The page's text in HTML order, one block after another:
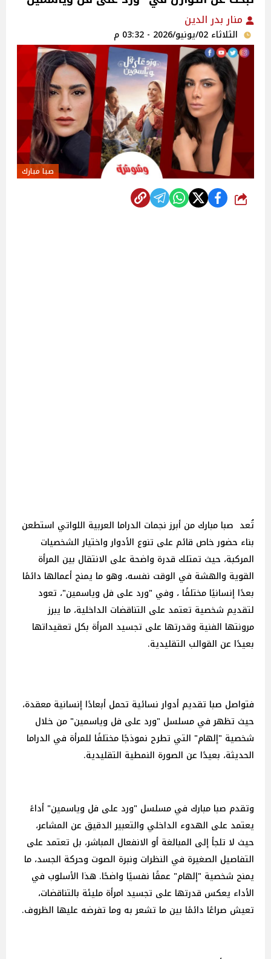
منار بدر الدين
الثلاثاء 02/يونيو/2026 - 03:32 م
صبا مبارك
شارك
تُعد صبا مبارك من أبرز نجمات الدراما العربية اللواتي استطعن
بناء حضور خاص قائم على تنوع الأدوار واختيار الشخصيات
المركبة، حيث تمتلك قدرة واضحة على الانتقال بين المرأة
القوية والهشة في الوقت نفسه، وهو ما يمنح أعمالها دائمًا
بعدًا إنسانيًا مختلفًا ، وفي "ورد على فل وياسمين"، تعود
لتقديم شخصية تعتمد على التناقضات الداخلية، ما يبرز
مرونتها الفنية وقدرتها على تجسيد المرأة بكل تعقيداتها
بعيدًا عن القوالب التقليدية.
فتواصل صبا تقديم أدوار نسائية تحمل أبعادًا إنسانية معقدة،
حيث تظهر في مسلسل "ورد على فل وياسمين" من خلال
شخصية "إلهام" التي تطرح نموذجًا مختلفًا للمرأة في الدراما
الحديثة، بعيدًا عن الصورة النمطية التقليدية.
وتقدم صبا مبارك في مسلسل "ورد على فل وياسمين" أداءً
يعتمد على الهدوء الداخلي والتعبير الدقيق عن المشاعر،
حيث لا تلجأ إلى المبالغة أو الانفعال المباشر، بل تعتمد على
التفاصيل الصغيرة في النظرات ونبرة الصوت وحركة الجسد، ما
يمنح شخصية "إلهام" عمقًا نفسيًا واضحًا. هذا الأسلوب في
الأداء يعكس قدرتها على تجسيد امرأة مليئة بالتناقضات،
تعيش صراعًا دائمًا بين ما تشعر به وما تفرضه عليها الظروف.